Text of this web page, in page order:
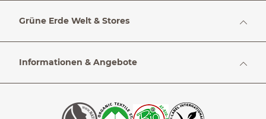
Grüne Erde Welt & Stores
Informationen & Angebote